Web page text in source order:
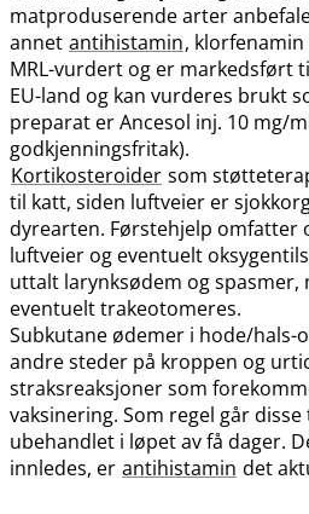
matproduserende arter
annet antihistamin,
MRL-vurdert og er markedsført
EU-land og kan vurderes brukt
preparat er Ancesol inj. 10 mg/
godkjenningsfritak).
Kortikosteroider som
til katt, siden luftveier er
dyrearten. Førstehjelp omfatter
luftveier og eventuelt
uttalt larynksødem og
eventuelt trakeotomeres.
Subkutane ødemer i hode​/​hals-
andre steder på kroppen og
straksreaksjoner som
vaksinering. Som regel går
ubehandlet i løpet av få dager.
innledes, er antihistamin det